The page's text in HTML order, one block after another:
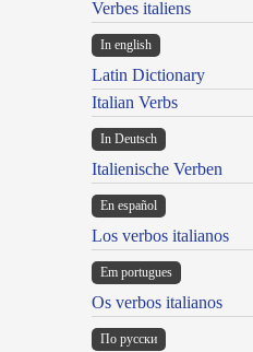
Verbes italiens
In english
Latin Dictionary
Italian Verbs
In Deutsch
Italienische Verben
En español
Los verbos italianos
Em portugues
Os verbos italianos
По русски